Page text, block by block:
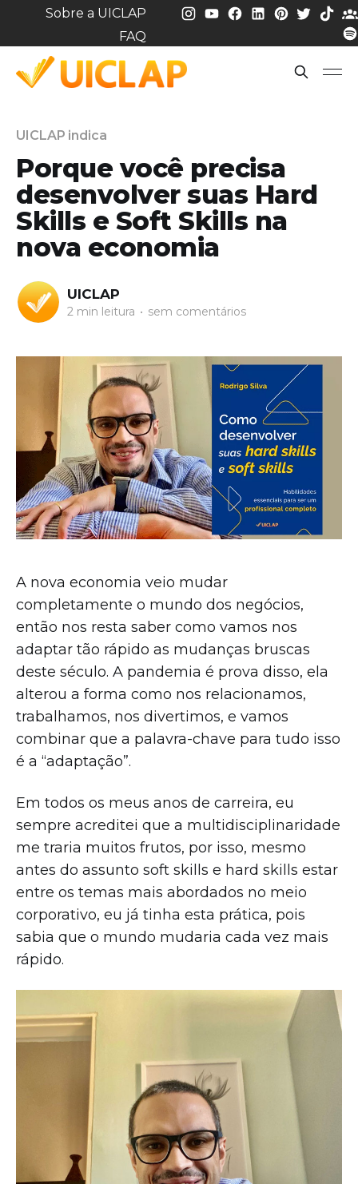
Sobre a UICLAP
FAQ
UICLAP indica
Porque você precisa
desenvolver suas Hard
Skills e Soft Skills na
nova economia
UICLAP
2 min leitura • sem comentários
A nova economia veio mudar
completamente o mundo dos negócios,
então nos resta saber como vamos nos
adaptar tão rápido as mudanças bruscas
deste século. A pandemia é prova disso, ela
alterou a forma como nos relacionamos,
trabalhamos, nos divertimos, e vamos
combinar que a palavra-chave para tudo isso
é a “adaptação”.
Em todos os meus anos de carreira, eu
sempre acreditei que a multidisciplinaridade
me traria muitos frutos, por isso, mesmo
antes do assunto soft skills e hard skills estar
entre os temas mais abordados no meio
corporativo, eu já tinha esta prática, pois
sabia que o mundo mudaria cada vez mais
rápido.